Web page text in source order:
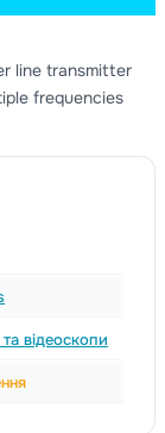
line transmitter
frequencies
відеоскопи